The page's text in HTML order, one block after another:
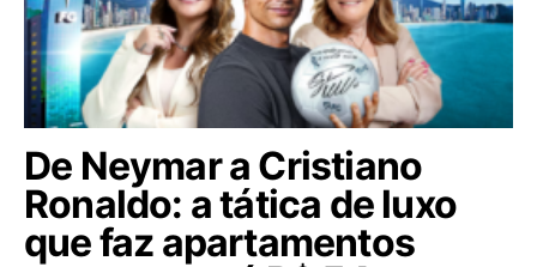
De Neymar a Cristiano
Ronaldo: a tática de luxo
que faz apartamentos